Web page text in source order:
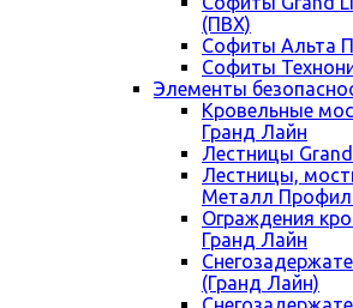
(ПВХ)
Софиты Альта
Софиты
Элементы
Кровельные
Гранд Лайн
Лестницы
Лестницы,
Металл
Ограждения
Гранд Лайн
(Гранд Лайн)